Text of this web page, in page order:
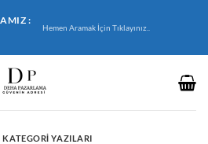
:
Hemen Aramak İçin Tıklayınız..
KATEGORI YAZILARI